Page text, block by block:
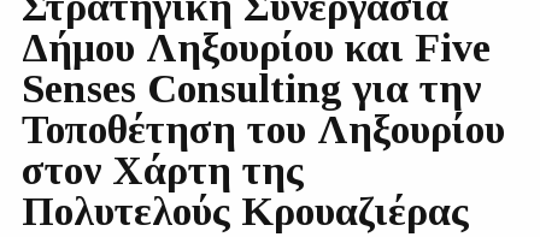
Δήμου Ληξουρίου και Five
Senses Consulting για την
Τοποθέτηση του Ληξουρίου
στον Χάρτη της
Πολυτελούς Κρουαζιέρας